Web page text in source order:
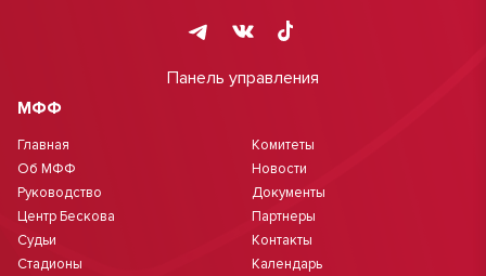
Панель управления
МФФ
Главная
Об МФФ
Руководство
Центр Бескова
Судьи
Стадионы
Комитеты
Новости
Документы
Партнеры
Контакты
Календарь